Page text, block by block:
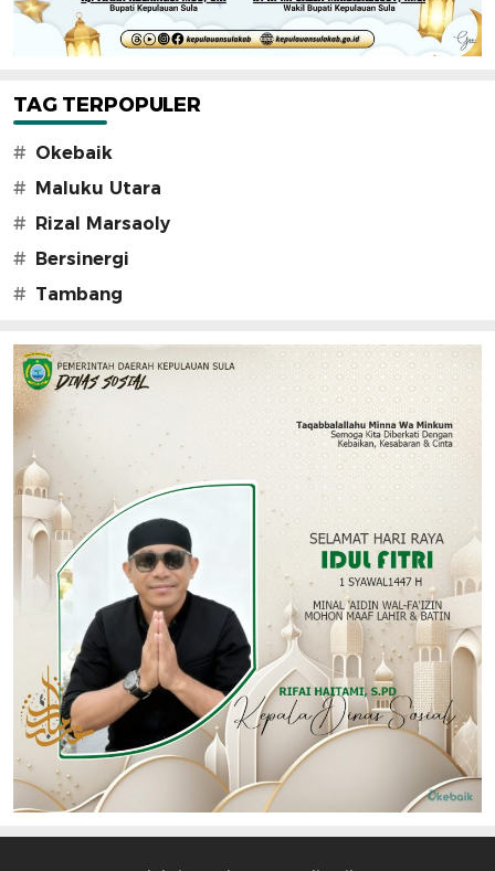
TAG TERPOPULER
# Okebaik
#
Maluku Utara
#
Rizal Marsaoly
#
Bersinergi
# Tambang